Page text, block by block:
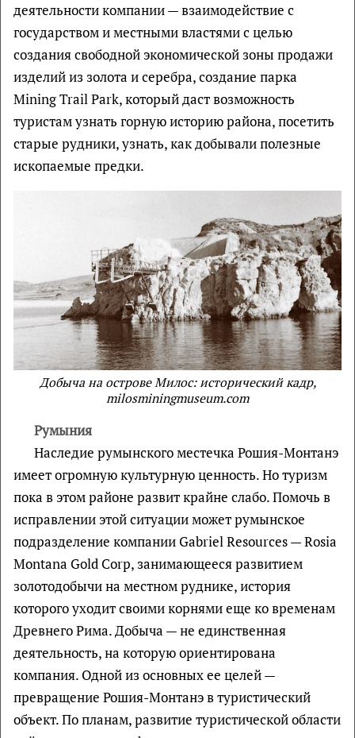
деятельности компании — взаимодействие с
государством и местными властями с целью
создания свободной экономической зоны продажи
изделий из золота и серебра, создание парка
Mining Trail Park, который даст возможность
туристам узнать горную историю района, посетить
старые рудники, узнать, как добывали полезные
ископаемые предки.
Добыча на острове Милос: исторический кадр,
milosminingmuseum.com
Румыния
Наследие румынского местечка Рошия-Монтанэ
имеет огромную культурную ценность. Но туризм
пока в этом районе развит крайне слабо. Помочь в
исправлении этой ситуации может румынское
подразделение компании Gabriel Resources — Rosia
Montana Gold Corp, занимающееся развитием
золотодобычи на местном руднике, история
которого уходит своими корнями еще ко временам
Древнего Рима. Добыча — не единственная
деятельность, на которую ориентирована
компания. Одной из основных ее целей —
превращение Рошия-Монтанэ в туристический
объект. По планам, развитие туристической области